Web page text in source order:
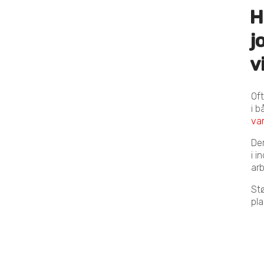
i
i